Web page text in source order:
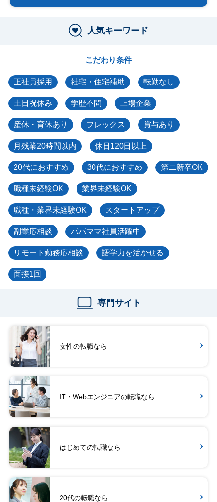
人気キーワード
こだわり条件
正社員採用 社宅・住宅補助 転勤なし
土日祝休み 学歴不問 上場企業
産休・育休あり フレックス 賞与あり
月残業20時間以内 休日120日以上
20代におすすめ 30代におすすめ 第二新卒OK
職種未経験OK 業界未経験OK
職種・業界未経験OK スタートアップ
副業応相談 パパママ社員活躍中
リモート勤務応相談 語学力を活かせる
面接1回
専門サイト
女性の転職なら
IT・Webエンジニアの転職なら
はじめての転職なら
20代の転職なら